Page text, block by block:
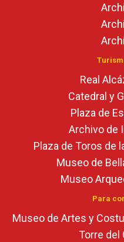
Real
Catedral y
Plaza de
Archivo de
Plaza de Toros de
Museo de
Museo
Para
Museo de Artes y
Torre del